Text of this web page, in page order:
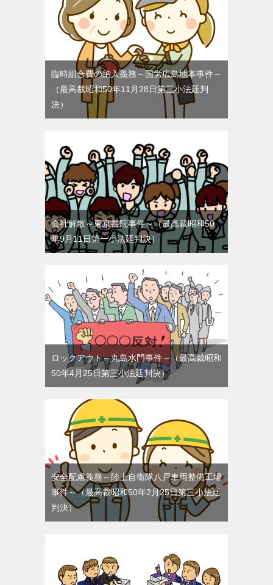
臨時組合費の納入義務～国労広島地本事件～
（最高裁昭和50年11月28日第三小法廷判
決）
会社解散～東京書院事件～（最高裁昭和50
年9月11日第一小法廷判決）
ロックアウト～丸島水門事件～（最高裁昭和
50年4月25日第三小法廷判決）
安全配慮義務～陸上自衛隊八戸車両整備工場
事件～（最高裁昭和50年2月25日第三小法廷
判決）